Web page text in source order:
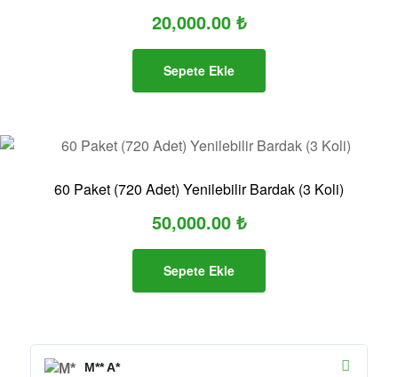
20,000.00 ₺
Sepete Ekle
60 Paket (720 Adet) Yenilebilir Bardak (3 Koli)
50,000.00 ₺
Sepete Ekle
M** A*